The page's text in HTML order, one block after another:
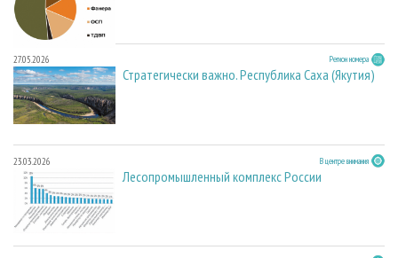
27.05.2026 Регион номера
Стратегически важно. Республика Саха (Якутия)
23.03.2026 В центре внимания
Лесопромышленный комплекс России